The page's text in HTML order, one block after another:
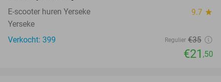
E-scooter huren Yerseke 9.7 star
Yerseke
Verkocht: 399
Regulier €35
€21 ,50